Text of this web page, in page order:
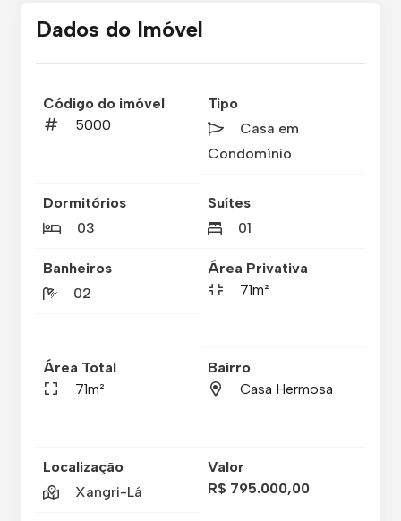
Dados do Imóvel
Código do imóvel
5000
Tipo
Casa em
Condomínio
Dormitórios
03
Suítes
01
Banheiros
02
Área Privativa
71m²
Área Total
71m²
Bairro
Casa Hermosa
Localização
Xangri-Lá
Valor
R$ 795.000,00